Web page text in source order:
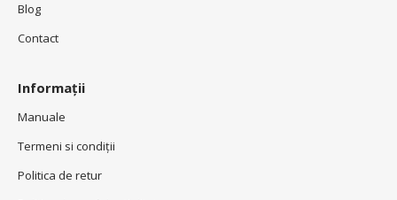
Blog
Contact
Informații
Manuale
Termeni si condiţii
Politica de retur